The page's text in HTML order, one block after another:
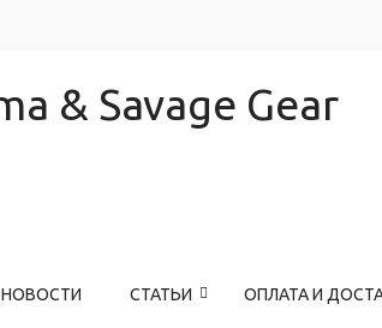
НОВОСТИ СТАТЬИ ОПЛАТА И